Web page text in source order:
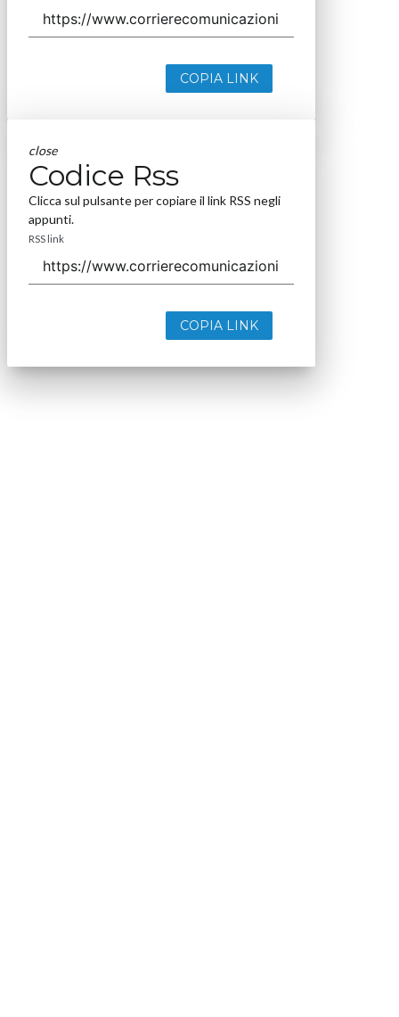
COPIA LINK
close
Codice Rss
Clicca sul pulsante per copiare il link RSS negli
appunti.
RSS link
COPIA LINK